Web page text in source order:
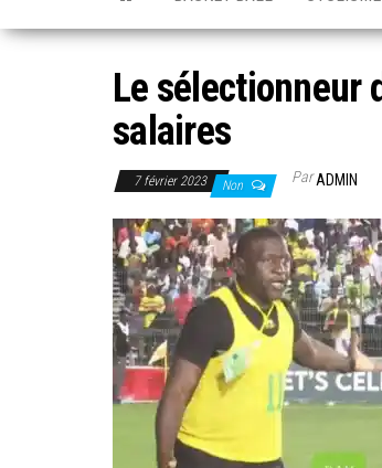
Le sélectionneur
salaires
7 février 2023 Non ParADMIN